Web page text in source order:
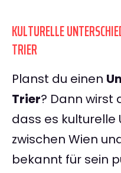
KULTURELLE
TRIER
Planst du einen
Trier? Dann wirst
dass es kulturelle
zwischen Wien
bekannt für sein